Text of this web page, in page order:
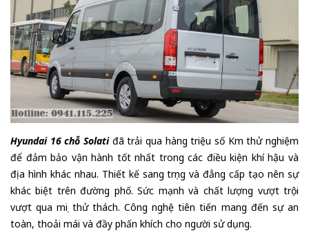
Hyundai 16 chỗ Solatiđã trải qua hàng triệu số Km thử nghiệm
để đảm bảo vận hành tốt nhất trong các điều kiện khí hậu và
địa hình khác nhau. Thiết kế sang trọng và đẳng cấp tạo nên sự
khác biệt trên đường phố. Sức mạnh và chất lượng vượt trội
vượt qua mọi thử thách. Công nghệ tiên tiến mang đến sự an
toàn, thoải mái và đầy phấn khích cho người sử dụng.